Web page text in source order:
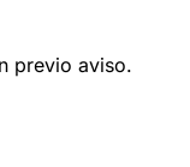
previo aviso.